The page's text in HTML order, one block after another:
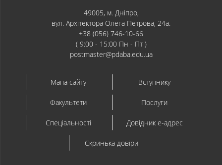
49005, м. Дніпро,
вул. Архітектора Олега Петрова, 24а.
+38 (056) 746-10-66
( 9:00 - 15:00 Пн - Пт )
postmaster@pdaba.edu.ua
Мапа сайту Вступнику
Факультети Послуги
Спеціальності Довідник e-адрес
Скринька довіри